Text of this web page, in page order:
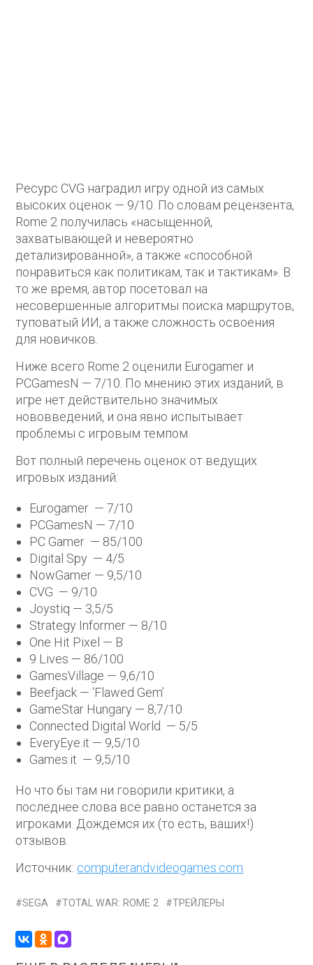
Ресурс CVG наградил игру одной из самых
высоких оценок — 9/10. По словам рецензента,
Rome 2 получилась «насыщенной,
захватывающей и невероятно
детализированной», а также «способной
понравиться как политикам, так и тактикам». В
то же время, автор посетовал на
несовершенные алгоритмы поиска маршрутов,
туповатый ИИ, а также сложность освоения
для новичков.
Ниже всего Rome 2 оценили Eurogamer и
PCGamesN — 7/10. По мнению этих изданий, в
игре нет действительно значимых
нововведений, и она явно испытывает
проблемы с игровым темпом.
Вот полный перечень оценок от ведущих
игровых изданий:
Eurogamer — 7/10
PCGamesN — 7/10
PC Gamer — 85/100
Digital Spy — 4/5
NowGamer — 9,5/10
CVG — 9/10
Joystiq — 3,5/5
Strategy Informer — 8/10
One Hit Pixel — B
9 Lives — 86/100
GamesVillage — 9,6/10
Beefjack — ‘Flawed Gem’
GameStar Hungary — 8,7/10
Connected Digital World — 5/5
EveryEye.it — 9,5/10
Games.it — 9,5/10
Но что бы там ни говорили критики, а
последнее слова все равно останется за
игроками. Дождемся их (то есть, ваших!)
отзывов.
Источник: computerandvideogames.com
SEGA TOTAL WAR: ROME 2 ТРЕЙЛЕРЫ